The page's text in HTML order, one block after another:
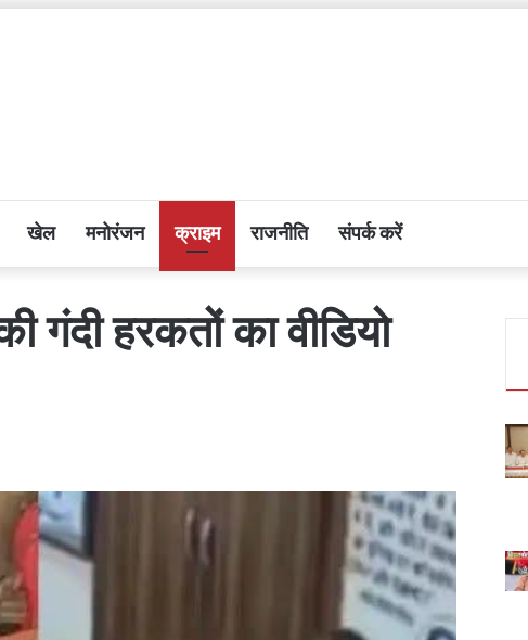
खेल मनोरंजन क्राइम राजनीति संपर्क करें
गंदी हरकतों का वीडियो